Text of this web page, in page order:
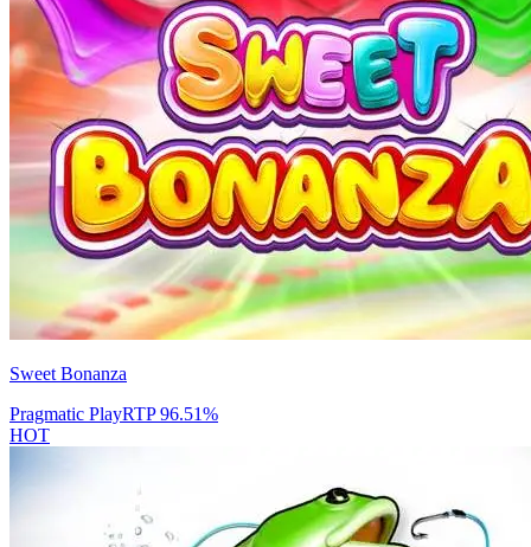
Sweet Bonanza
Pragmatic PlayRTP96.51%
HOT